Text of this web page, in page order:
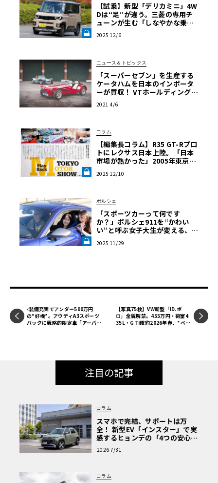
【試乗】新型「デリカミニ」4W
Dは“足”が違う。三菱の専用チ
ューンが生む「しなやかな乗り
B》
2025 12/6
ニュース＆トピックス
「スーパーセブン」を生産する
ケータハムを日本のインポータ
ーが買収！ VTホールディングス
2021 4/6
コラム
【編集長コラム】R35 GT-Rプロ
トにレクサス日本上陸。「日本
市場が熱かった」2005年東京モ
《LE VOLANT LAB》
2025 12/10
ポルシェ
「スポーツカーって何です
か？」ポルシェ911を“かわい
い”と呼ぶ女子大生が変える、自
ツベコベイワセテ】《LE VOLA
2025 11/29
装備充実でアンダー500万円
の“好機”。アウディA3スポーツ
バックに戦略的限定車「アーバン
【写真75枚】VW新型「ID.ポ
ロ」全貌解禁。455万円・荷室4
35L・GTI確約――2026年春、“ベス
注目の記事
コラム
スマホで完結、サポートは万
全！ 新型EV「インスター」で実
感するヒョンデの「4つの安心」
【第1回・ヒョンデ6つの疑問：
Why? Hyundai?】〈PR〉
2026 7/31
コラム